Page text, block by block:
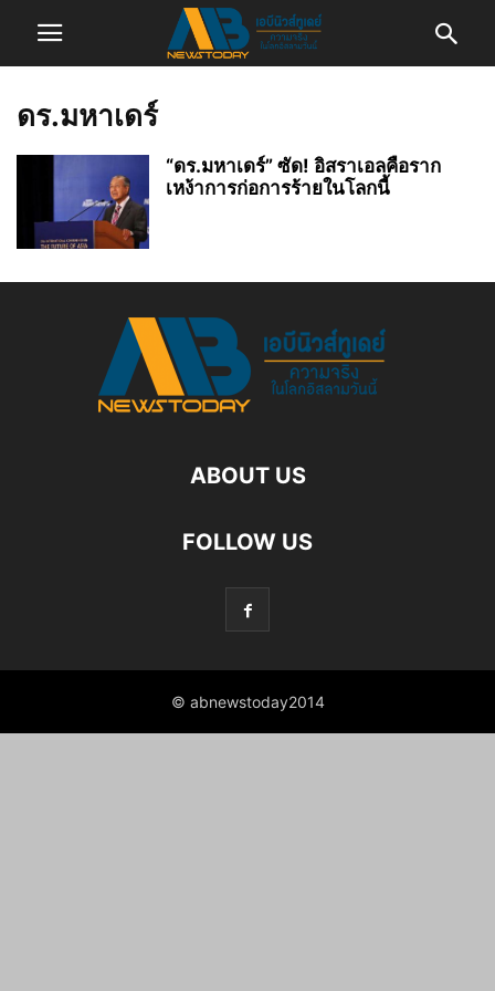
ดร.มหาเดร์
“ดร.มหาเดร์” ซัด! อิสราเอลคือราก
เหง้าการก่อการร้ายในโลกนี้
ABOUT US
FOLLOW US
© abnewstoday2014